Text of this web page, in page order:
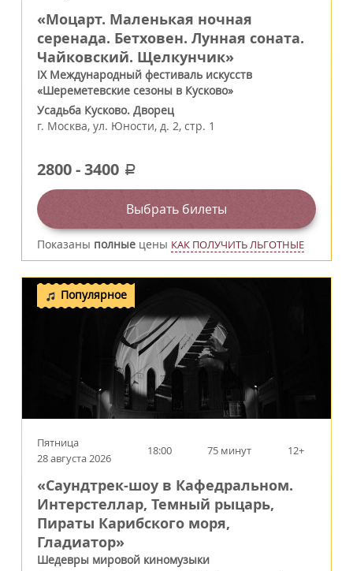
«Моцарт. Маленькая ночная
серенада. Бетховен. Лунная соната.
Чайковский. Щелкунчик»
IX Международный фестиваль искусств
«Шереметевские сезоны в Кусково»
Усадьба Кусково. Дворец
г. Москва, ул. Юности, д. 2, стр. 1
2800-3400 a
Выбрать билеты
Показаны полные цены КАК ПОЛУЧИТЬ ЛЬГОТНЫЕ
Популярное
Пятница
28 августа 2026
18:00 75 минут 12+
«Саундтрек-шоу в Кафедральном.
Интерстеллар, Темный рыцарь,
Пираты Карибского моря,
Гладиатор»
Шедевры мировой киномузыки